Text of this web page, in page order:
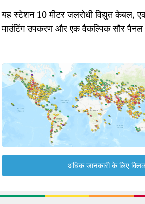
यह स्टेशन 10 मीटर जलरोधी विद्युत केबल, एक
माउंटिंग उपकरण और एक वैकल्पिक सौर
अधिक जानकारी के लिए